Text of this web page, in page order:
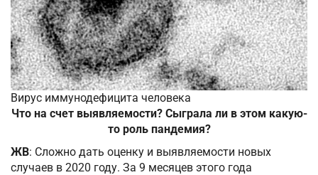
Вирус иммунодефицита человека
Что на счет выявляемости? Сыграла ли в этом какую-
то роль пандемия?
ЖВ: Сложно дать оценку и выявляемости новых
случаев в 2020 году. За 9 месяцев этого года